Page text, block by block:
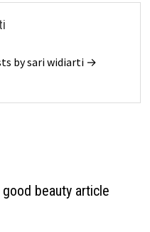
by sari widiarti →
beauty article